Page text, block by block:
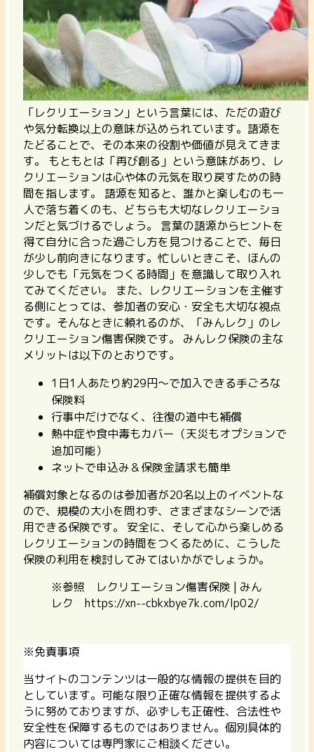
「レクリエーション」という言葉には、ただの遊び
や気分転換以上の意味が込められています。語源を
たどることで、その本来の役割や価値が見えてきま
す。 もともとは「再び創る」という意味があり、レ
クリエーションは心や体の元気を取り戻すための時
間を指します。
語源を知ると、誰かと楽しむのも一
人で落ち着くのも、どちらも大切なレクリエーショ
ンだと気づけるでしょう。 言葉の語源からヒントを
得て自分に合った過ごし方を見つけることで、毎日
が少し前向きになります。忙しいときこそ、ほんの
少しでも「元気をつくる時間」を意識して取り入れ
てみてください。 また、レクリエーションを主催す
る側にとっては、参加者の安心・安全も大切な視点
です。そんなときに頼れるのが、「みんレク」のレ
クリエーション傷害保険です。 みんレク保険の主な
メリットは以下のとおりです。
1日1人あたり約29円～で加入できる手ごろな
保険料
行事中だけでなく、往復の道中も補償
熱中症や食中毒もカバー（天災もオプションで
追加可能）
ネットで申込み＆保険金請求も簡単
補償対象となるのは参加者が20名以上のイベントな
ので、規模の大小を問わず、さまざまなシーンで活
用できる保険です。
安全に、そして心から楽しめる
レクリエーションの時間をつくるために、こうした
保険の利用を検討してみてはいかがでしょうか。
※参照 レクリエーション傷害保険 | みん
レク https://xn--cbkxbye7k.com/lp02/
※免責事項
当サイトのコンテンツは一般的な情報の提供を目的
としています。可能な限り正確な情報を提供するよ
うに努めておりますが、必ずしも正確性、合法性や
安全性を保障するものではありません。個別具体的
内容については専門家にご相談ください。